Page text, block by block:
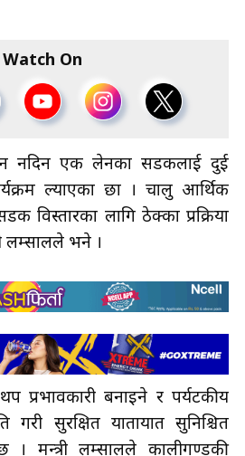
Watch On
नदिन एक लेनका सडकलाई दुई
ल्याएका छौँ । चालु आर्थिक
विस्तारका लागि ठेक्का प्रक्रिया
लम्सालले भने ।
प्रभावकारी बनाइने र पर्यटकीय
गरी सुरक्षित यातायात सुनिश्चित
मन्त्री लम्सालले कालीगण्डकी